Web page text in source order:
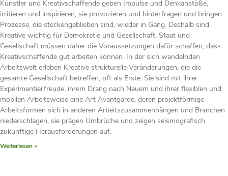
Künstler und Kreativschaffende geben Impulse und Denkanstöße,
irritieren und inspirieren, sie provozieren und hinterfragen und bringen
Prozesse, die steckengeblieben sind, wieder in Gang. Deshalb sind
Kreative wichtig für Demokratie und Gesellschaft. Staat und
Gesellschaft müssen daher die Voraussetzungen dafür schaffen, dass
Kreativschaffende gut arbeiten können. In der sich wandelnden
Arbeitswelt erleben Kreative strukturelle Veränderungen, die die
gesamte Gesellschaft betreffen, oft als Erste. Sie sind mit ihrer
Experimentierfreude, ihrem Drang nach Neuem und ihrer flexiblen und
mobilen Arbeitsweise eine Art Avantgarde, deren projektförmige
Arbeitsformen sich in anderen Arbeitszusammenhängen und Branchen
niederschlagen, sie prägen Umbrüche und zeigen seismografisch
zukünftige Herausforderungen auf.
Weiterlesen »